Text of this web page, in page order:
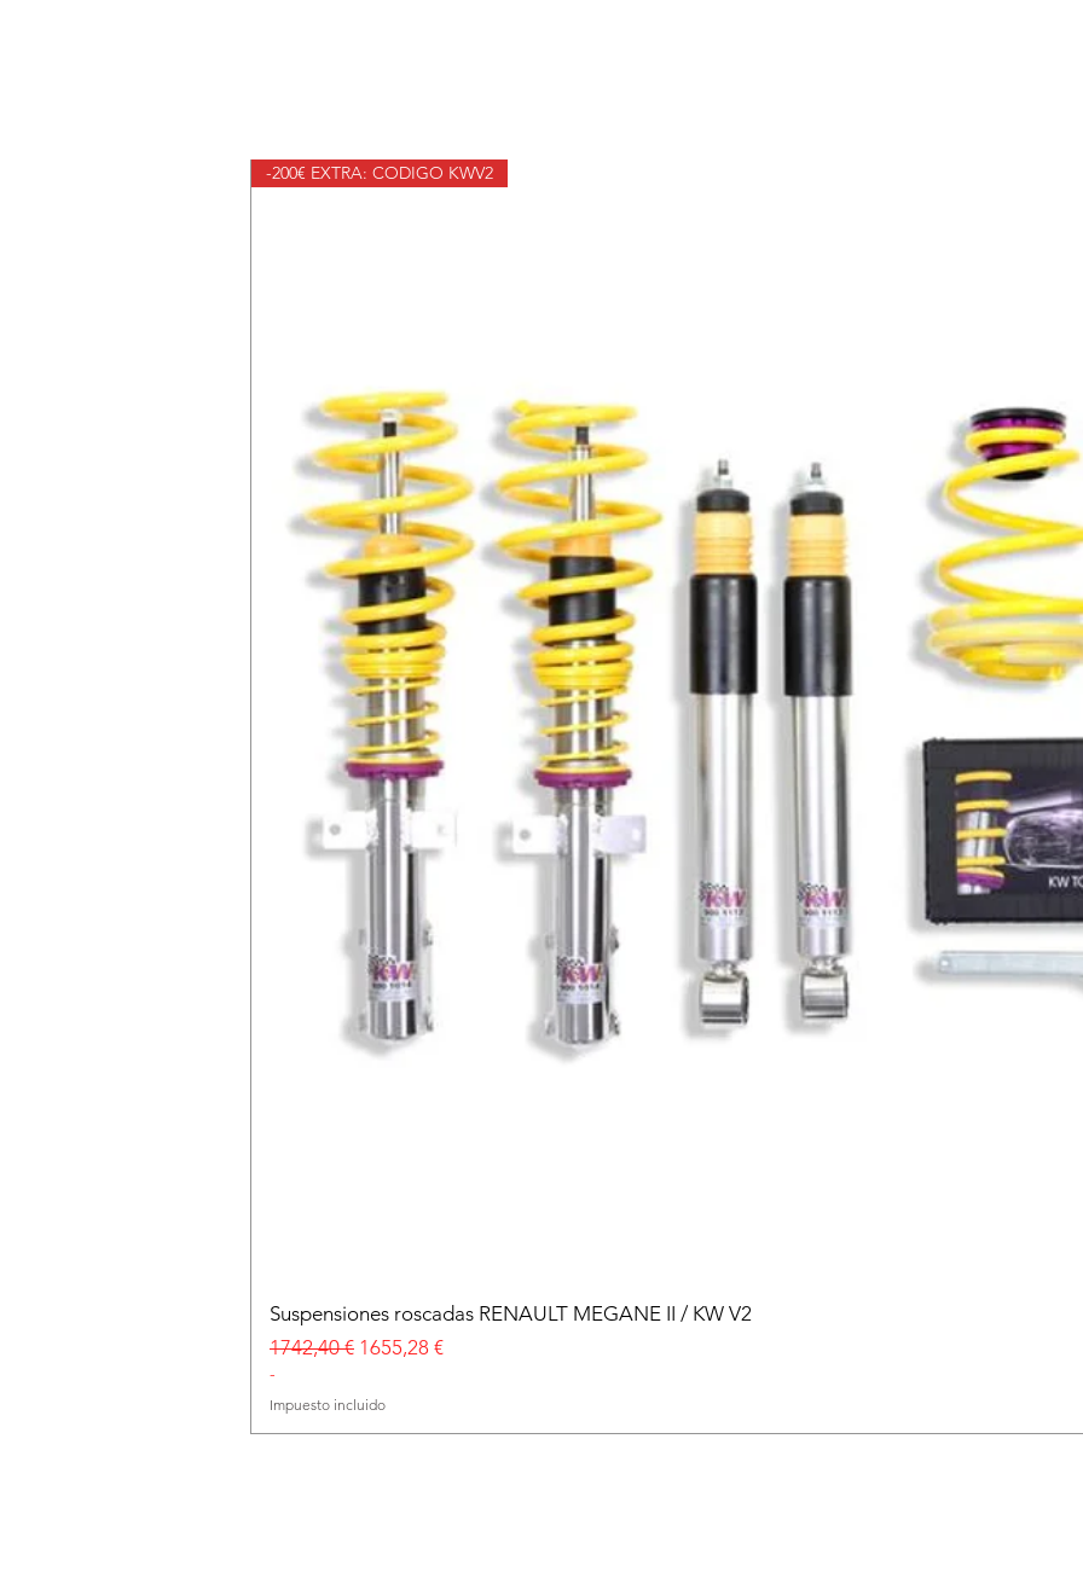
-200€ EXTRA: CODIGO KWV2
Suspensiones roscadas RENAULT MEGANE II / KW V2
Precio
1742,40 € Precio de oferta
1655,28 €
-
Impuesto incluido